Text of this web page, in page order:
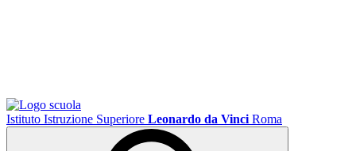
Istituto Istruzione Superiore Leonardo da Vinci Roma